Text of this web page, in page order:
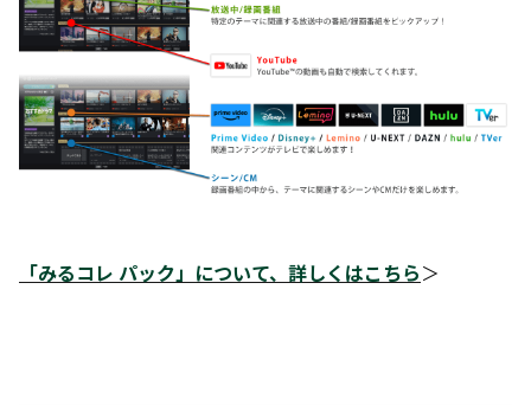
「みるコレ パック」について、詳しくはこちら＞